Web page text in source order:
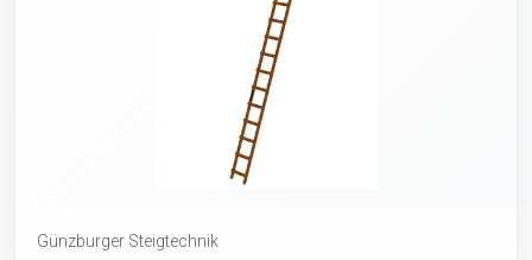
Günzburger Steigtechnik